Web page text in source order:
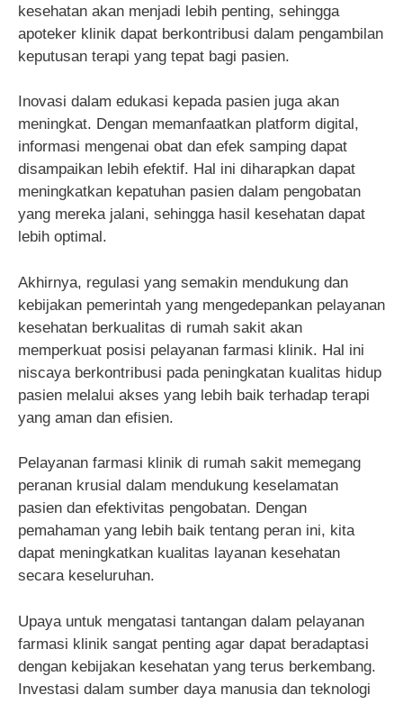
kesehatan akan menjadi lebih penting, sehingga
apoteker klinik dapat berkontribusi dalam pengambilan
keputusan terapi yang tepat bagi pasien.
Inovasi dalam edukasi kepada pasien juga akan
meningkat. Dengan memanfaatkan platform digital,
informasi mengenai obat dan efek samping dapat
disampaikan lebih efektif. Hal ini diharapkan dapat
meningkatkan kepatuhan pasien dalam pengobatan
yang mereka jalani, sehingga hasil kesehatan dapat
lebih optimal.
Akhirnya, regulasi yang semakin mendukung dan
kebijakan pemerintah yang mengedepankan pelayanan
kesehatan berkualitas di rumah sakit akan
memperkuat posisi pelayanan farmasi klinik. Hal ini
niscaya berkontribusi pada peningkatan kualitas hidup
pasien melalui akses yang lebih baik terhadap terapi
yang aman dan efisien.
Pelayanan farmasi klinik di rumah sakit memegang
peranan krusial dalam mendukung keselamatan
pasien dan efektivitas pengobatan. Dengan
pemahaman yang lebih baik tentang peran ini, kita
dapat meningkatkan kualitas layanan kesehatan
secara keseluruhan.
Upaya untuk mengatasi tantangan dalam pelayanan
farmasi klinik sangat penting agar dapat beradaptasi
dengan kebijakan kesehatan yang terus berkembang.
Investasi dalam sumber daya manusia dan teknologi